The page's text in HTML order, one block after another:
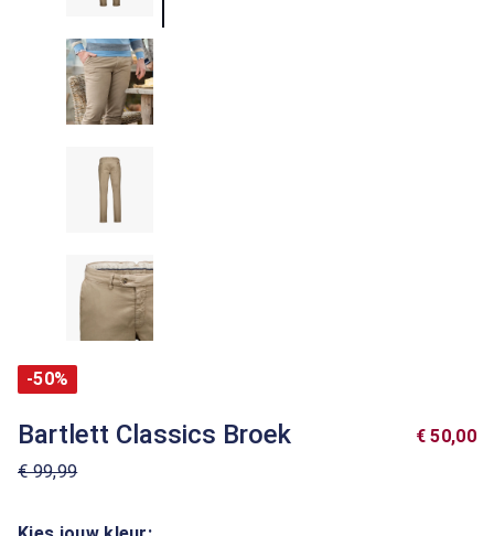
-50%
Bartlett Classics Broek
€ 99,99
€ 50,00